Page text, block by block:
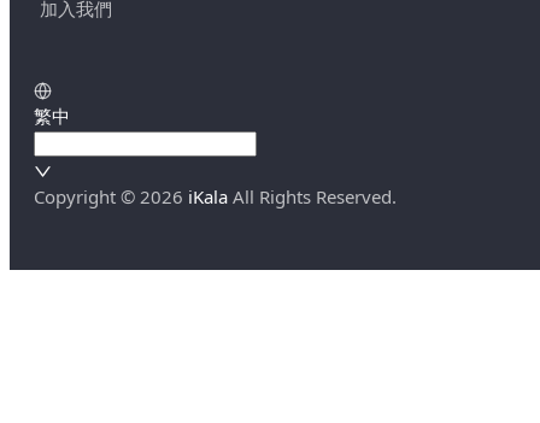
加入我們
繁中
Copyright © 2026 iKala All Rights Reserved.